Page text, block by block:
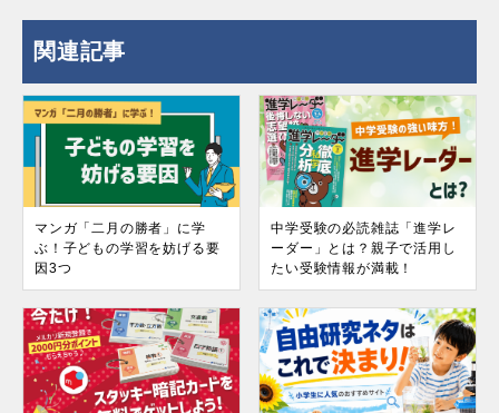
関連記事
マンガ「二月の勝者」に学
ぶ！子どもの学習を妨げる要
因3つ
中学受験の必読雑誌「進学レ
ーダー」とは？親子で活用し
たい受験情報が満載！